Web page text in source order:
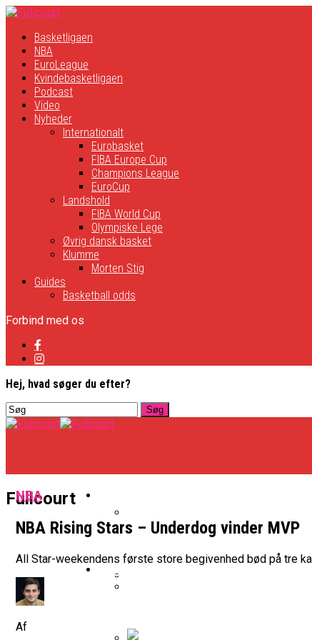
Basketligaen
NBA
EuroLeague
Kvindebasketligaen
Podcast
Video
Nyheder
Internationalt
Eurobasket
FIBA Europe Cup
Champions League
EuroCup
Landshold
FIBA World Cup
Olympiske Lege
Øvrig dansk basket
Klumme
Morten Stig
Guides
Basketball odds
Forbind med os
Hej, hvad søger du efter?
Fullcourt
Officielt: Vejen Gafler Dansker
NBA
NBA
NBA Rising Stars – Underdog vinder MVP
All Star-weekendens første store begivenhed bød på tre
Af